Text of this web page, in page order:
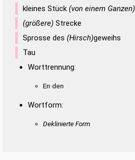
kleines Stück (von einem Ganzen)
(größere) Strecke
Sprosse des (Hirsch)geweihs
Tau
Worttrennung:
En·den
Wortform:
Deklinierte Form